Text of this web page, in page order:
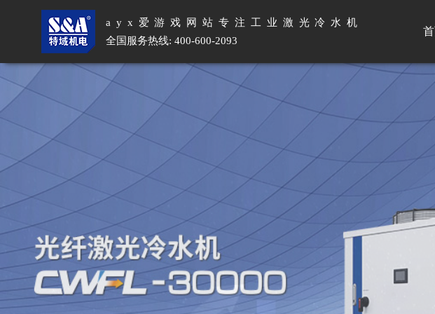
ayx爱游戏网站专注工业激光冷水机
全国服务热线: 400-600-2093